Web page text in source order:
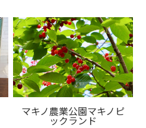
マキノ農業公園マキノピ
ックランド